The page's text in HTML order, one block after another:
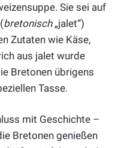
Sie sei auf
bretonisch„jalet“)
Zutaten wie Käse,
aus jalet wurde
Bretonen übrigens
Tasse.
mit Geschichte –
Bretonen genießen